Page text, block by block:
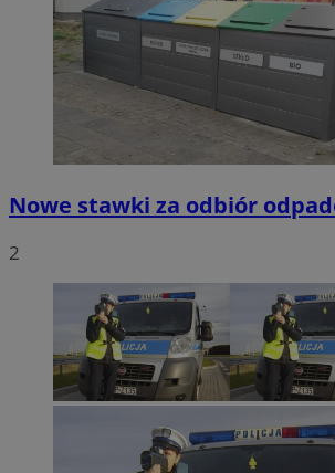
Nowe stawki za odbiór
2